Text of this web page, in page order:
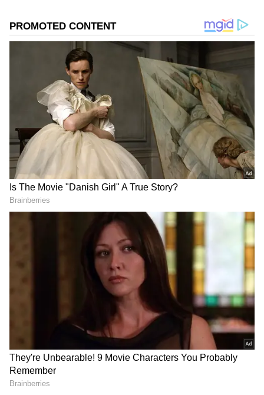
Fridge : ஃபிரிட்ஜில் இந்த ரகசிய பட்டனை
நோட் பண்ணிருக்கீங்களா..? இது எதுக்கு
யூஸ் ஆகும் தெரியுமா?
ஏசியாநெட் தமிழ்-ஐ உங்கள் முதன்மைத்
தேர்வாக்குங்கள்
5